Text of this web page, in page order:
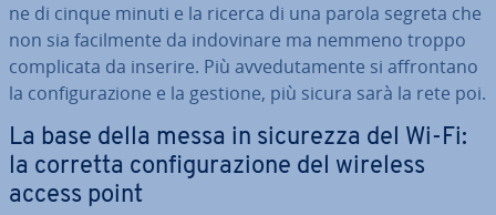
ne di cinque minuti e la ricerca di una parola segreta che
non sia fa­cil­men­te da in­do­vi­na­re ma nemmeno troppo
com­pli­ca­ta da inserire. Più av­ve­du­ta­men­te si af­fron­ta­no
la con­fi­gu­ra­zio­ne e la gestione, più sicura sarà la rete poi.
La base della messa in sicurezza del Wi-Fi:
la corretta con­fi­gu­ra­zio­ne del wireless
access point